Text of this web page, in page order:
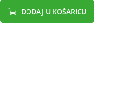
DODAJ U KOŠARICU